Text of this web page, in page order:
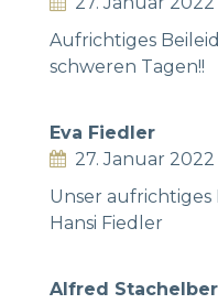
Aufrichtiges
schweren Tagen!!
Eva Fiedler
27. Januar 2022
Unser aufrichtiges
Hansi Fiedler
Alfred